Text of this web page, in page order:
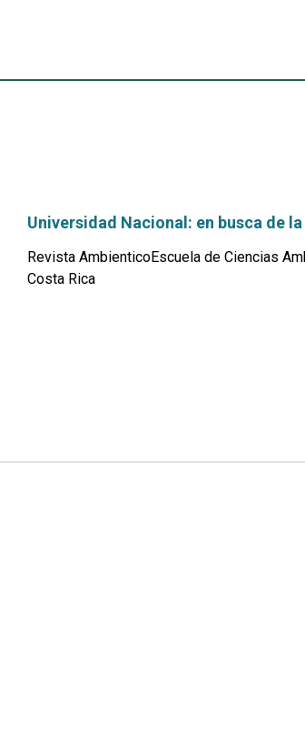
Universidad Nacional: en busca de
Revista AmbienticoEscuela de Ciencias
Costa Rica